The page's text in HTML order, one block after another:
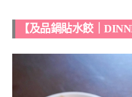
【及品鍋貼水餃｜